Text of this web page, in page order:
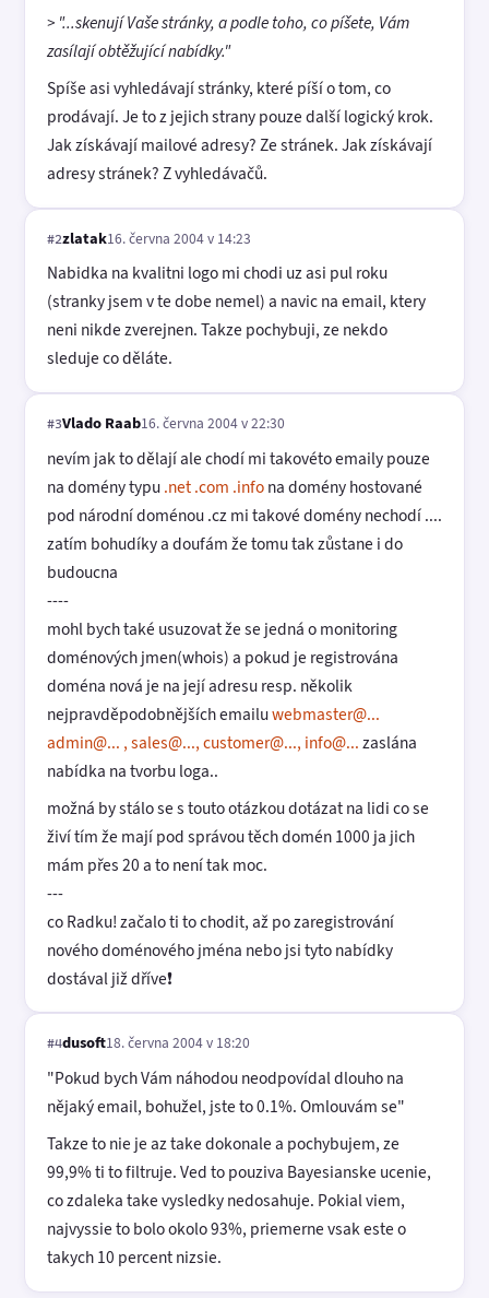
> "...skenují Vaše stránky, a podle toho, co píšete, Vám
zasílají obtěžující nabídky."
Spíše asi vyhledávají stránky, které píší o tom, co
prodávají. Je to z jejich strany pouze další logický krok.
Jak získávají mailové adresy? Ze stránek. Jak získávají
adresy stránek? Z vyhledávačů.
#2zlatak16. června 2004 v 14:23
Nabidka na kvalitni logo mi chodi uz asi pul roku
(stranky jsem v te dobe nemel) a navic na email, ktery
neni nikde zverejnen. Takze pochybuji, ze nekdo
sleduje co děláte.
#3Vlado Raab16. června 2004 v 22:30
nevím jak to dělají ale chodí mi takovéto emaily pouze
na domény typu.net .com .infona domény hostované
pod národní doménou .cz mi takové domény nechodí ....
zatím bohudíky a doufám že tomu tak zůstane i do
budoucna
----
mohl bych také usuzovat že se jedná o monitoring
doménových jmen(whois) a pokud je registrována
doména nová je na její adresu resp. několik
nejpravděpodobnějších emailuwebmaster@...
admin@... , sales@..., customer@..., info@...zaslána
nabídka na tvorbu loga..
možná by stálo se s touto otázkou dotázat na lidi co se
živí tím že mají pod správou těch domén 1000 ja jich
mám přes 20 a to není tak moc.
---
co Radku! začalo ti to chodit, až po zaregistrování
nového doménového jména nebo jsi tyto nabídky
dostával již dříve❗
#4dusoft18. června 2004 v 18:20
"Pokud bych Vám náhodou neodpovídal dlouho na
nějaký email, bohužel, jste to 0.1%. Omlouvám se"
Takze to nie je az take dokonale a pochybujem, ze
99,9% ti to filtruje. Ved to pouziva Bayesianske ucenie,
co zdaleka take vysledky nedosahuje. Pokial viem,
najvyssie to bolo okolo 93%, priemerne vsak este o
takych 10 percent nizsie.